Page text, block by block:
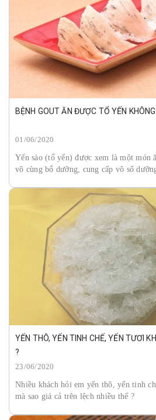
BỆNH GOUT ĂN ĐƯỢC TỔ YẾN
01/06/2020
Yến sào (tổ yến) được xem là một món
vô cùng bổ dưỡng, cung cấp vô số
YẾN THÔ, YẾN TINH CHẾ, YẾN TƯƠI
?
23/06/2020
Nhiều khách hỏi em yến thô, yến tinh
mà sao giá cả trên lệch nhiều thế ?